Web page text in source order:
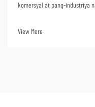
komersyal at pang-industriya
View More